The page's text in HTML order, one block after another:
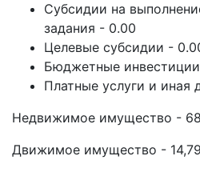
Субсидии на
задания - 0.00
Целевые субсидии -
Бюджетные
Платные услуги и иная
Недвижимое имущество -
Движимое имущество -